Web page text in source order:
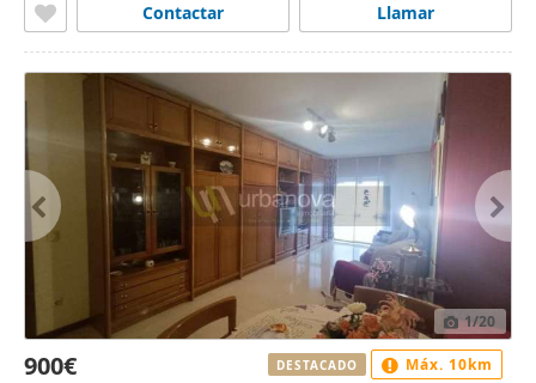
Llamar
Contactar
1/20
900€ DESTACADO Máx. 10km